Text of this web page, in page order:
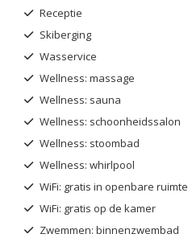
Receptie
Skiberging
Wasservice
Wellness: massage
Wellness: sauna
Wellness: schoonheidssalon
Wellness: stoombad
Wellness: whirlpool
WiFi: gratis in openbare ruimte
WiFi: gratis op de kamer
Zwemmen: binnenzwembad